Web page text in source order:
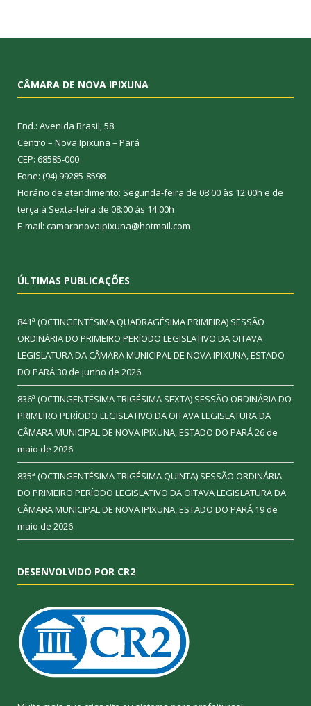
CÂMARA DE NOVA IPIXUNA
End.: Avenida Brasil, 58
Centro – Nova Ipixuna – Pará
CEP: 68585-000
Fone: (94) 99285-8598
Horário de atendimento: Segunda-feira de 08:00 às 12:00h e de
terça à Sexta-feira de 08:00 às 14:00h
E-mail: camaranovaipixuna@hotmail.com
ÚLTIMAS PUBLICAÇÕES
841ª (OCTINGENTÉSIMA QUADRAGÉSIMA PRIMEIRA) SESSÃO
ORDINÁRIA DO PRIMEIRO PERÍODO LEGISLATIVO DA OITAVA
LEGISLATURA DA CÂMARA MUNICIPAL DE NOVA IPIXUNA, ESTADO
DO PARÁ30 de junho de 2026
836ª (OCTINGENTÉSIMA TRIGÉSIMA SEXTA) SESSÃO ORDINÁRIA DO
PRIMEIRO PERÍODO LEGISLATIVO DA OITAVA LEGISLATURA DA
CÂMARA MUNICIPAL DE NOVA IPIXUNA, ESTADO DO PARÁ26 de
maio de 2026
835ª (OCTINGENTÉSIMA TRIGÉSIMA QUINTA) SESSÃO ORDINÁRIA
DO PRIMEIRO PERÍODO LEGISLATIVO DA OITAVA LEGISLATURA DA
CÂMARA MUNICIPAL DE NOVA IPIXUNA, ESTADO DO PARÁ 19 de
maio de 2026
DESENVOLVIDO POR CR2